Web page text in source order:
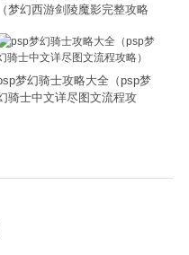
（梦幻西游剑陵魔影完整攻略
梦幻骑士攻略大全（psp梦
骑士中文详尽图文流程攻